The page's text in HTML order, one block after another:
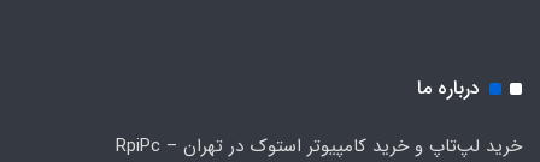
درباره ما
خرید لپ‌تاپ و خرید کامپیوتر استوک در تهران – RpiPc